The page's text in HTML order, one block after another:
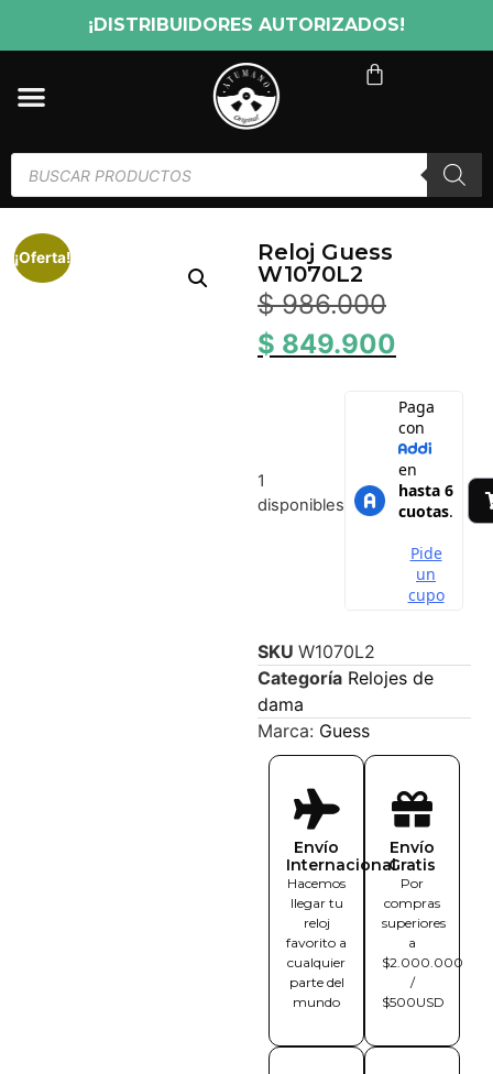
¡DISTRIBUIDORES AUTORIZADOS!
¡Oferta!
Reloj Guess
W1070L2
$986.000
$ 849.900
1
disponibles
SKU W1070L2
Categoría Relojes de
dama
Marca: Guess
Envío
Internacional
Hacemos
llegar tu
reloj
favorito a
cualquier
parte del
mundo
Envío
Gratis
Por
compras
superiores
a
$2.000.000
/
$500USD